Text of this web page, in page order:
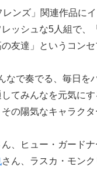
ンズ」関連作品に
ッシュな5人組で、
友達」というコンセ
なで奏でる、毎日を
てみんなを元気に
の陽気なキャラクタ
ん、ヒュー・ガードナ
さん、ラスカ・モン